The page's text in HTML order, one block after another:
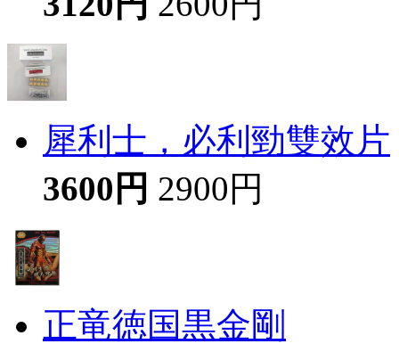
犀利士，必利勁雙效片
3600円 2900円
正竜徳国黒金剛